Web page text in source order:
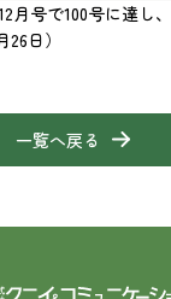
月号で100号に達し
日）
一覧へ戻る